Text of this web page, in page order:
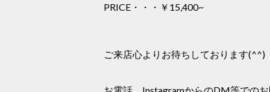
PRICE・・・￥15,400~
ご来店心よりお待ちしております(^^)